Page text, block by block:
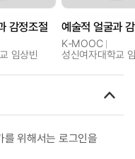
감정조절
임상빈
예술적 얼굴과
K-MOOC
성신여자대학교
위해서는 로그인을